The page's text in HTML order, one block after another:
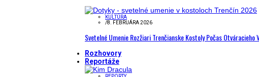
KULTÚRA
/8. FEBRUÁRA 2026
Svetelné Umenie Rozžiari Trenčianske Kostoly Počas
Rozhovory
Reportáže